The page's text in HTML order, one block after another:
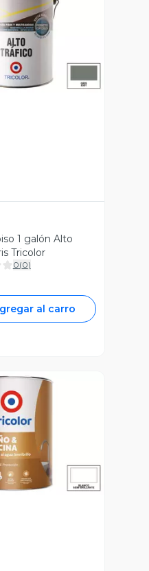
Vista Previa
1 galón Alto
Tricolor
0(0)
al carro
Vista Previa